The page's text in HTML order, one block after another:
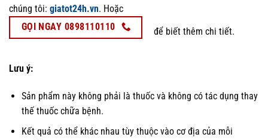
chúng tôi: giatot24h.vn. Hoặc
GỌI NGAY 0898110110 để biết thêm chi tiết.
Lưu ý:
Sản phẩm này không phải là thuốc và không có tác dụng thay
thế thuốc chữa bệnh.
Kết quả có thể khác nhau tùy thuộc vào cơ địa của mỗi